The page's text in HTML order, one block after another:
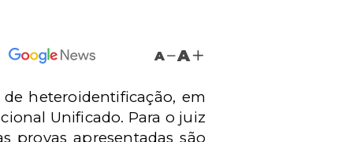
A A
heteroidentificação, em
Unificado. Para o juiz
provas apresentadas são